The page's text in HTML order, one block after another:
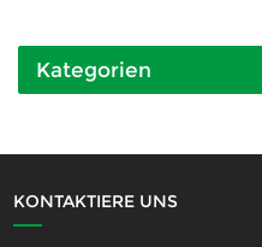
Kategorien
KONTAKTIERE UNS